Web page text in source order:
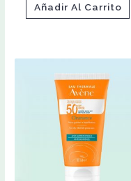
Añadir Al Carrito